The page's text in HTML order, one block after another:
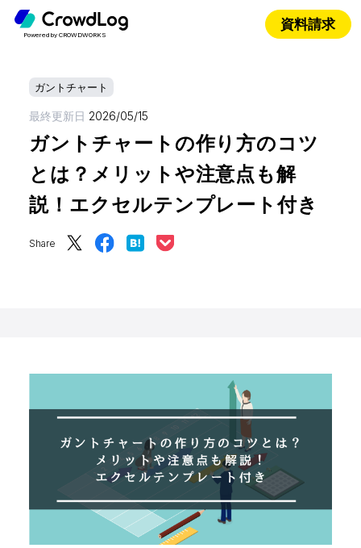
Powered by CROWDWORKS
資料請求
ガントチャート
最終更新日 2026/05/15
ガントチャートの作り方のコツ
とは？メリットや注意点も解
説！エクセルテンプレート付き
Share